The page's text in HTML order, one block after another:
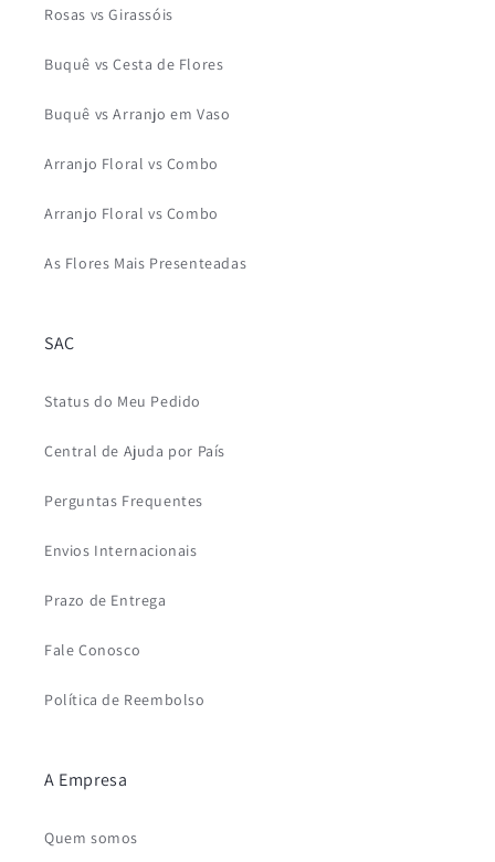
Rosas vs Girassóis
Buquê vs Cesta de Flores
Buquê vs Arranjo em Vaso
Arranjo Floral vs Combo
Arranjo Floral vs Combo
As Flores Mais Presenteadas
SAC
Status do Meu Pedido
Central de Ajuda por País
Perguntas Frequentes
Envios Internacionais
Prazo de Entrega
Fale Conosco
Política de Reembolso
A Empresa
Quem somos